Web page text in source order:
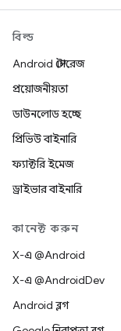
বিল্ড
Android স্টোরেজ
প্রয়োজনীয়তা
ডাউনলোড হচ্ছে
প্রিভিউ বাইনারি
ফ্যাক্টরি ইমেজ
ড্রাইভার বাইনারি
কানেক্ট করুন
X-এ @Android
X-এ @AndroidDev
Android ব্লগ